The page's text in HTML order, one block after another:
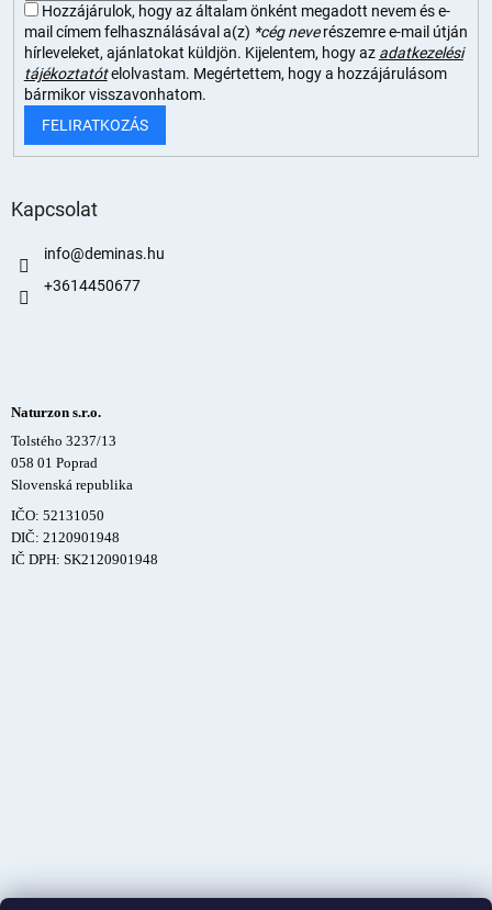
Hozzájárulok, hogy az általam önként megadott nevem és e-
mail címem felhasználásával a(z) *cég neverészemre e-mail útján
hírleveleket, ajánlatokat küldjön. Kijelentem, hogy az adatkezelési
tájékoztatót elolvastam. Megértettem, hogy a hozzájárulásom
bármikor visszavonhatom.
FELIRATKOZÁS
Kapcsolat
info@deminas.hu
+3614450677
Naturzon s.r.o.
Tolstého 3237/13
058 01 Poprad
Slovenská republika
IČO: 52131050
DIČ: 2120901948
IČ DPH: SK2120901948